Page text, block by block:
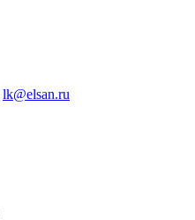
lk@elsan.ru